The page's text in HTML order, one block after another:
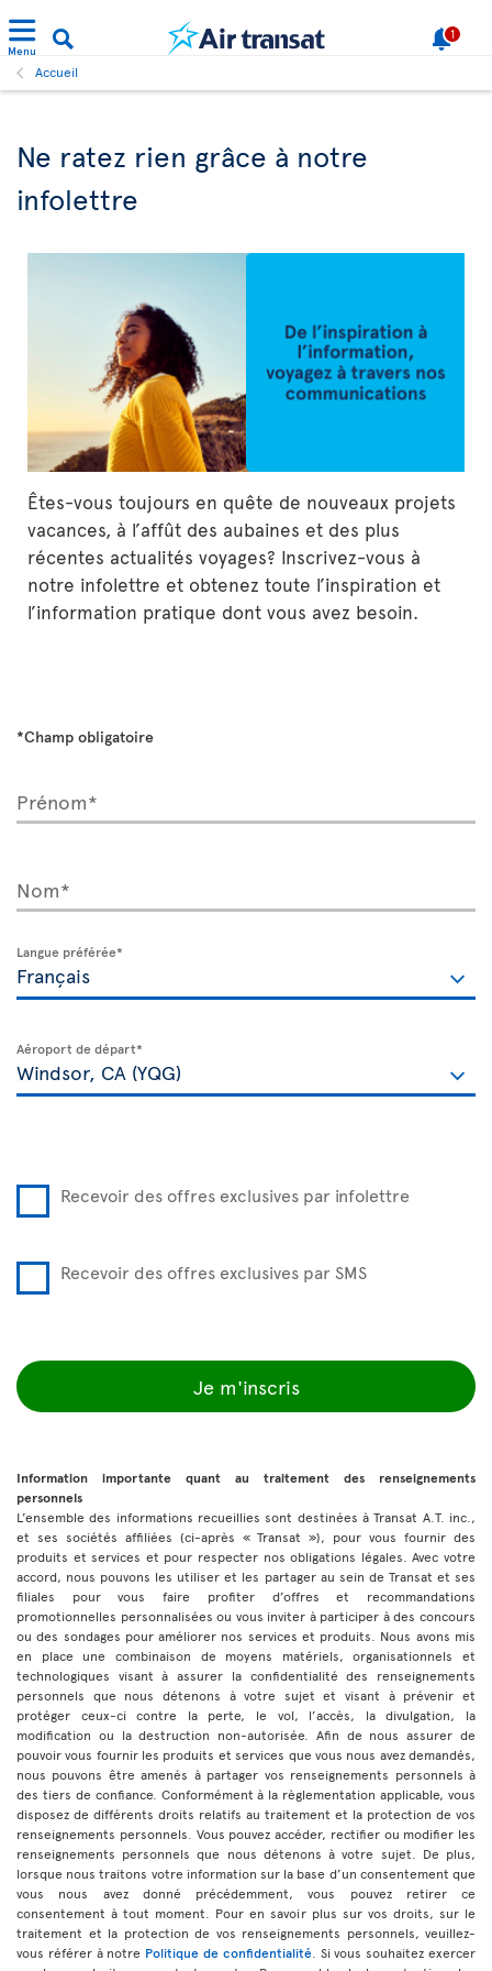
Menu
1
Accueil
Ne ratez rien grâce à notre
infolettre
Êtes-vous toujours en quête de nouveaux projets
vacances, à l’affût des aubaines et des plus
récentes actualités voyages? Inscrivez-vous à
notre infolettre et obtenez toute l’inspiration et
l’information pratique dont vous avez besoin.
*Champ obligatoire
Prénom*
Nom*
Langue préférée*
Aéroport de départ*
Recevoir des offres exclusives par infolettre
Recevoir des offres exclusives par SMS
Je m'inscris
Information importante quant au traitement des renseignements
personnels
L’ensemble des informations recueillies sont destinées à Transat A.T. inc.,
et ses sociétés affiliées (ci-après « Transat »), pour vous fournir des
produits et services et pour respecter nos obligations légales. Avec votre
accord, nous pouvons les utiliser et les partager au sein de Transat et ses
filiales pour vous faire profiter d’offres et recommandations
promotionnelles personnalisées ou vous inviter à participer à des concours
ou des sondages pour améliorer nos services et produits. Nous avons mis
en place une combinaison de moyens matériels, organisationnels et
technologiques visant à assurer la confidentialité des renseignements
personnels que nous détenons à votre sujet et visant à prévenir et
protéger ceux-ci contre la perte, le vol, l’accès, la divulgation, la
modification ou la destruction non-autorisée. Afin de nous assurer de
pouvoir vous fournir les produits et services que vous nous avez demandés,
nous pouvons être amenés à partager vos renseignements personnels à
des tiers de confiance. Conformément à la règlementation applicable, vous
disposez de différents droits relatifs au traitement et la protection de vos
renseignements personnels. Vous pouvez accéder, rectifier ou modifier les
renseignements personnels que nous détenons à votre sujet. De plus,
lorsque nous traitons votre information sur la base d’un consentement que
vous nous avez donné précédemment, vous pouvez retirer ce
consentement à tout moment. Pour en savoir plus sur vos droits, sur le
traitement et la protection de vos renseignements personnels, veuillez-
vous référer à notre Politique de confidentialité. Si vous souhaitez exercer